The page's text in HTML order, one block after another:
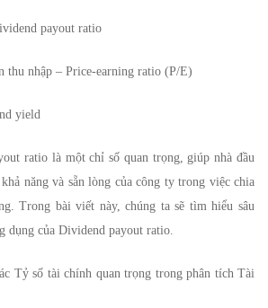
payout ratio
thu nhập – Price-earning ratio (P/E)
yield
ratio là một chỉ số quan trọng, giúp nhà đầu
năng và sẵn lòng của công ty trong việc chia
Trong bài viết này, chúng ta sẽ tìm hiểu sâu
dụng của Dividend payout ratio.
Tỷ số tài chính quan trọng trong phân tích Tài